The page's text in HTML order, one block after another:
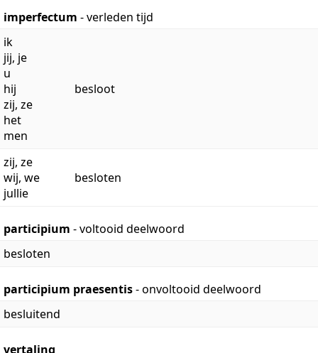
imperfectum - verleden tijd
ik
jij, je
u
hij
zij, ze
het
men
besloot
zij, ze
wij, we
jullie
besloten
participium - voltooid deelwoord
besloten
participium praesentis- onvoltooid deelwoord
besluitend
vertaling